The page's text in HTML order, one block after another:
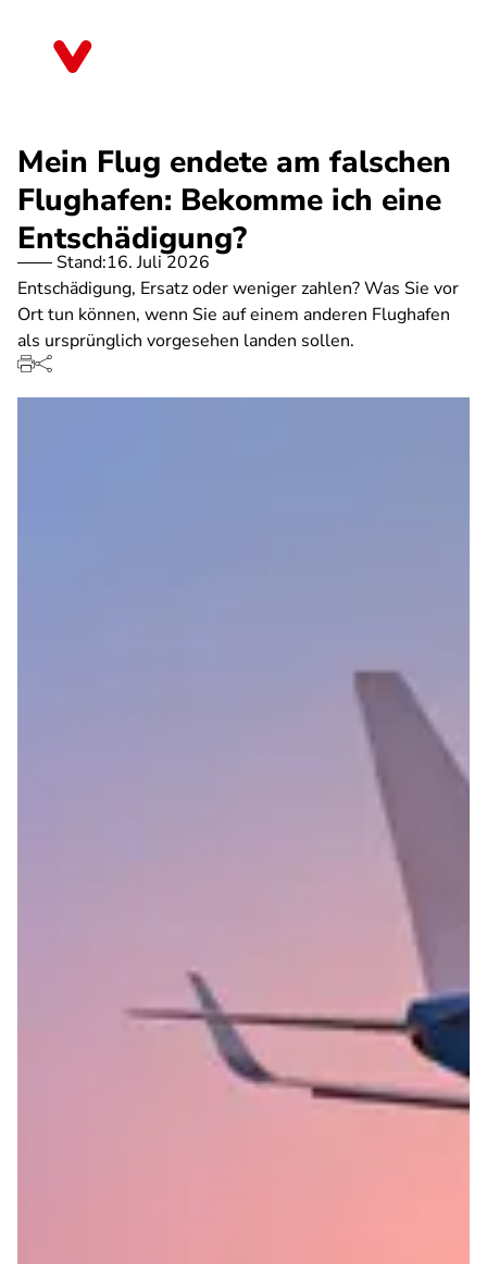
Mein Flug endete am falschen
Flughafen: Bekomme ich eine
Entschädigung?
Stand:16. Juli 2026
Entschädigung, Ersatz oder weniger zahlen? Was Sie vor
Ort tun können, wenn Sie auf einem anderen Flughafen
als ursprünglich vorgesehen landen sollen.